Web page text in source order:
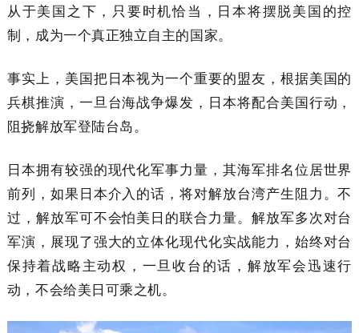
从于美国之下，只要时机恰当，日本将摆脱美国的控
制，成为一个真正独立自主的国家。
事实上，美国把日本视为一个重要的盟友，根据美国的
兵棋推演，一旦台海战争爆发，日本将配合美国行动，
阻挠解放军登陆台岛。
日本拥有较强的现代化军事力量，其海军排名位居世界
前列，如果日本介入的话，将对解放台湾产生阻力。不
过，解放军可不会怕美日的联合力量。解放军多次对台
军演，展现了强大的立体化现代化实战能力，始终对台
保持着战略主动权，一旦收台的话，解放军会迅速行
动，不会给美日可乘之机。